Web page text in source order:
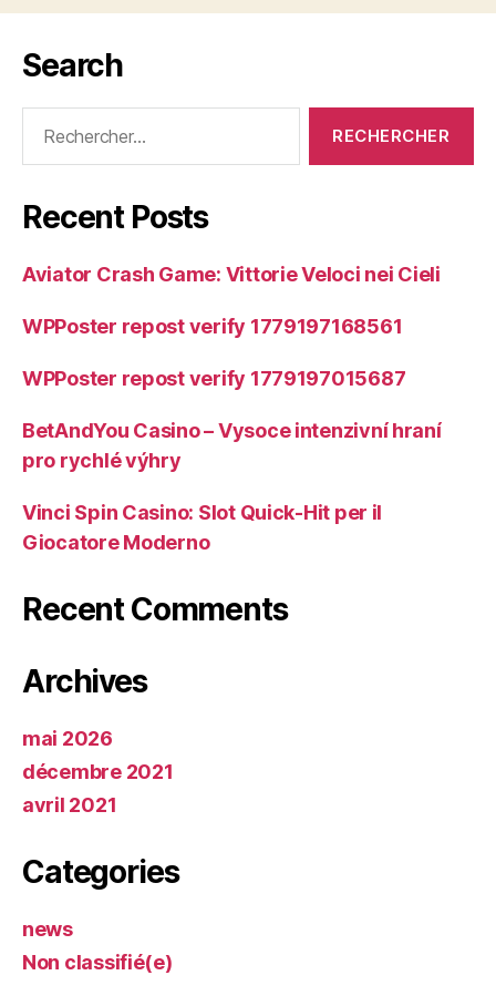
Search
Recent Posts
Aviator Crash Game: Vittorie Veloci nei Cieli
WPPoster repost verify 1779197168561
WPPoster repost verify 1779197015687
BetAndYou Casino – Vysoce intenzivní hraní
pro rychlé výhry
Vinci Spin Casino: Slot Quick‑Hit per il
Giocatore Moderno
Recent Comments
Archives
mai 2026
décembre 2021
avril 2021
Categories
news
Non classifié(e)